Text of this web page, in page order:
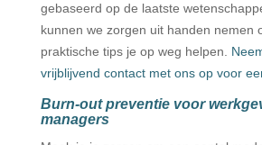
gebaseerd op de laatste
kunnen we zorgen uit handen nemen
praktische tips je op weg helpen.
vrijblijvend contact met ons op voor
Burn-out preventie voor
managers